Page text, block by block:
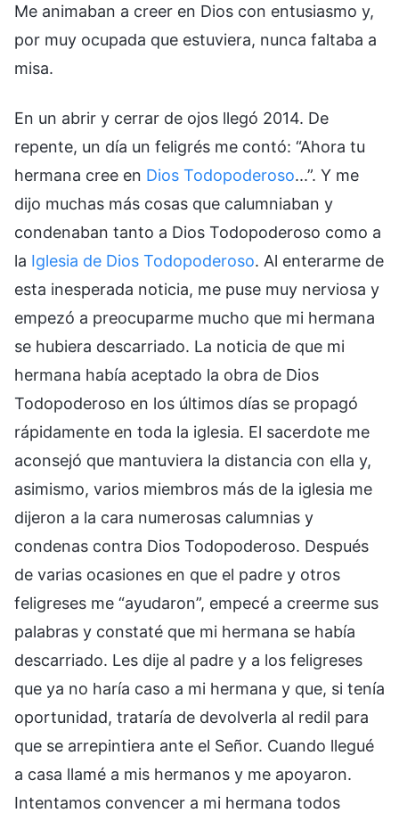
Me animaban a creer en Dios con entusiasmo y,
por muy ocupada que estuviera, nunca faltaba a
misa.
En un abrir y cerrar de ojos llegó 2014. De
repente, un día un feligrés me contó: “Ahora tu
hermana cree en Dios Todopoderoso...”. Y me
dijo muchas más cosas que calumniaban y
condenaban tanto a Dios Todopoderoso como a
la Iglesia de Dios Todopoderoso. Al enterarme de
esta inesperada noticia, me puse muy nerviosa y
empezó a preocuparme mucho que mi hermana
se hubiera descarriado. La noticia de que mi
hermana había aceptado la obra de Dios
Todopoderoso en los últimos días se propagó
rápidamente en toda la iglesia. El sacerdote me
aconsejó que mantuviera la distancia con ella y,
asimismo, varios miembros más de la iglesia me
dijeron a la cara numerosas calumnias y
condenas contra Dios Todopoderoso. Después
de varias ocasiones en que el padre y otros
feligreses me “ayudaron”, empecé a creerme sus
palabras y constaté que mi hermana se había
descarriado. Les dije al padre y a los feligreses
que ya no haría caso a mi hermana y que, si tenía
oportunidad, trataría de devolverla al redil para
que se arrepintiera ante el Señor. Cuando llegué
a casa llamé a mis hermanos y me apoyaron.
Intentamos convencer a mi hermana todos